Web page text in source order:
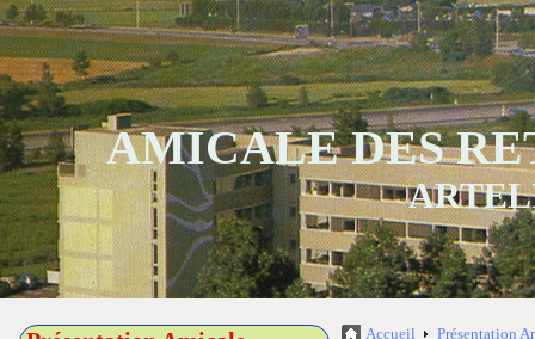
AMICALE DES
Accueil Présentation